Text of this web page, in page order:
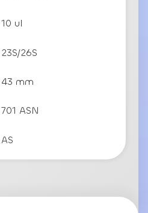
10 ul
23S/26S
43 mm
701 ASN
AS